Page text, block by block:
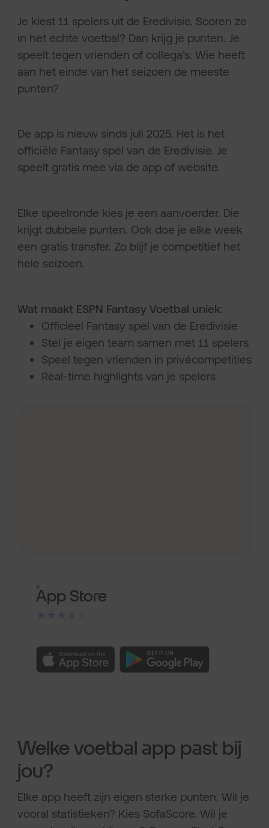
Je kiest 11 spelers uit de Eredivisie. Scoren ze
in het echte voetbal? Dan krijg je punten. Je
speelt tegen vrienden of collega’s. Wie heeft
aan het einde van het seizoen de meeste
punten?
De app is nieuw sinds juli 2025. Het is het
officiële Fantasy spel van de Eredivisie. Je
speelt gratis mee via de app of website.
Elke speelronde kies je een aanvoerder. Die
krijgt dubbele punten. Ook doe je elke week
een gratis transfer. Zo blijf je competitief het
hele seizoen.
Wat maakt ESPN Fantasy Voetbal uniek:
Officieel Fantasy spel van de Eredivisie
Stel je eigen team samen met 11 spelers
Speel tegen vrienden in privécompetities
Real-time highlights van je spelers
App Store
Welke voetbal app past bij
jou?
Elke app heeft zijn eigen sterke punten. Wil je
vooral statistieken? Kies SofaScore. Wil je